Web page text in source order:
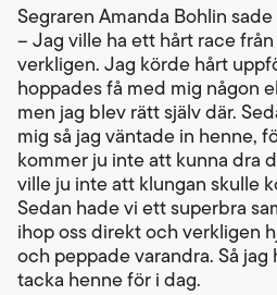
Segraren Amanda Bohlin sade
– Jag ville ha ett hårt race
verkligen. Jag körde hårt
hoppades få med mig någon
men jag blev rätt själv där.
mig så jag väntade in henne,
kommer ju inte att kunna dra
ville ju inte att klungan skulle
Sedan hade vi ett superbra
ihop oss direkt och verkligen
och peppade varandra. Så
tacka henne för i dag.